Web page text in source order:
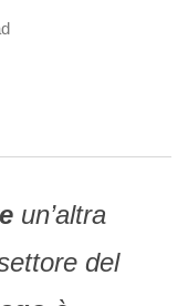
un’altra
del